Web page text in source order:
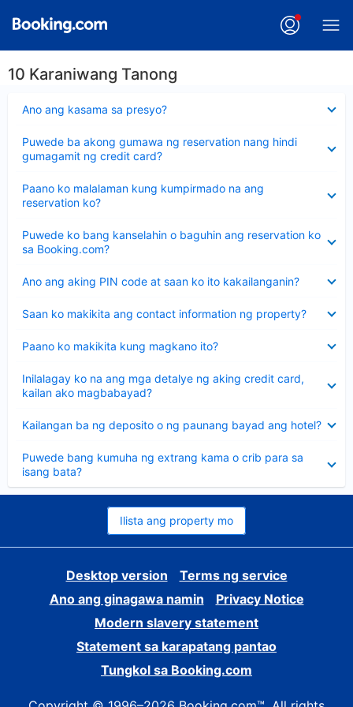
10 Karaniwang Tanong
Ano ang kasama sa presyo?
ang
Puwede ba akong gumawa ng reservation nang hindi
gumagamit ng credit card?
ang
sagot
Paano ko malalaman kung kumpirmado na ang
reservation ko?
ang
sagot
Puwede ko bang kanselahin o baguhin ang reservation ko
sa Booking.com?
ang
sagot
Ano ang aking PIN code at saan ko ito kakailanganin?
ang
Saan ko makikita ang contact information ng property?
ang
Paano ko makikita kung magkano ito?
ang
Inilalagay ko na ang mga detalye ng aking credit card,
kailan ako magbabayad?
ang
sagot
Kailangan ba ng deposito o ng paunang bayad ang hotel?
ang
Puwede bang kumuha ng extrang kama o crib para sa
isang bata?
ang
sagot
Ilista ang property mo
Desktop version
Terms ng service
Ano ang ginagawa namin
Privacy Notice
Modern slavery statement
Statement sa karapatang pantao
Tungkol sa Booking.com